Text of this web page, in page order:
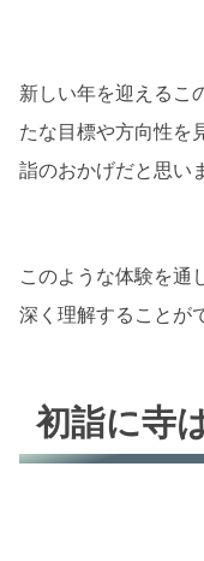
新しい年を迎えるこ
たな目標や方向性を
詣のおかげだと思い
このような体験を通
深く理解することが
初詣に寺